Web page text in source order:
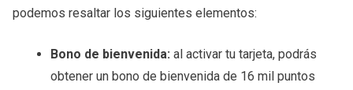
podemos resaltar los siguientes elementos:
Bono de bienvenida: al activar tu tarjeta, podrás
obtener un bono de bienvenida de 16 mil puntos